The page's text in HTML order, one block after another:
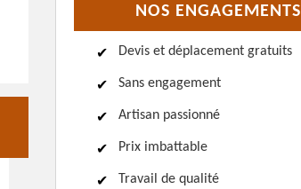
NOS ENGAGEMENTS
Devis et déplacement gratuits
Sans engagement
Artisan passionné
Prix imbattable
Travail de qualité